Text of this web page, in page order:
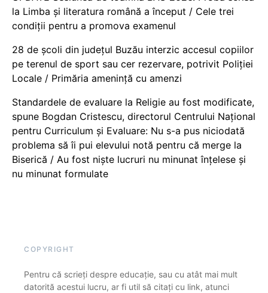
la Limba și literatura română a început / Cele trei
condiții pentru a promova examenul
28 de școli din județul Buzău interzic accesul copiilor
pe terenul de sport sau cer rezervare, potrivit Poliției
Locale / Primăria amenință cu amenzi
Standardele de evaluare la Religie au fost modificate,
spune Bogdan Cristescu, directorul Centrului Național
pentru Curriculum și Evaluare: Nu s-a pus niciodată
problema să îi pui elevului notă pentru că merge la
Biserică / Au fost niște lucruri nu minunat înțelese și
nu minunat formulate
COPYRIGHT
Pentru că scrieți despre educație, sau cu atât mai mult
datorită acestui lucru, ar fi util să citați cu link, atunci